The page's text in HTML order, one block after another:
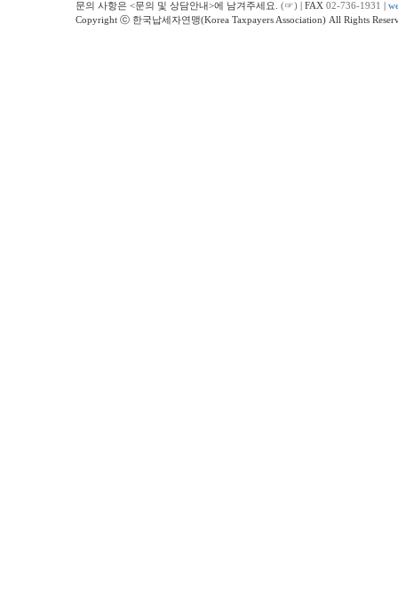
문의 사항은 <문의 및 상담안내>에 남겨주세요. (☞) | FAX 02-736-1931 |
Copyright ⓒ 한국납세자연맹(Korea Taxpayers Association) All Rights